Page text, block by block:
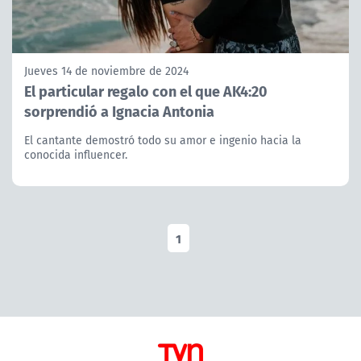
Jueves 14 de noviembre de 2024
El particular regalo con el que AK4:20
sorprendió a Ignacia Antonia
El cantante demostró todo su amor e ingenio hacia la
conocida influencer.
1